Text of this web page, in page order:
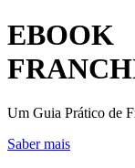
EBOOK
Um Guia Prático de
Saber mais